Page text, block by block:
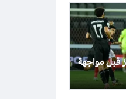
قبل مواجهة